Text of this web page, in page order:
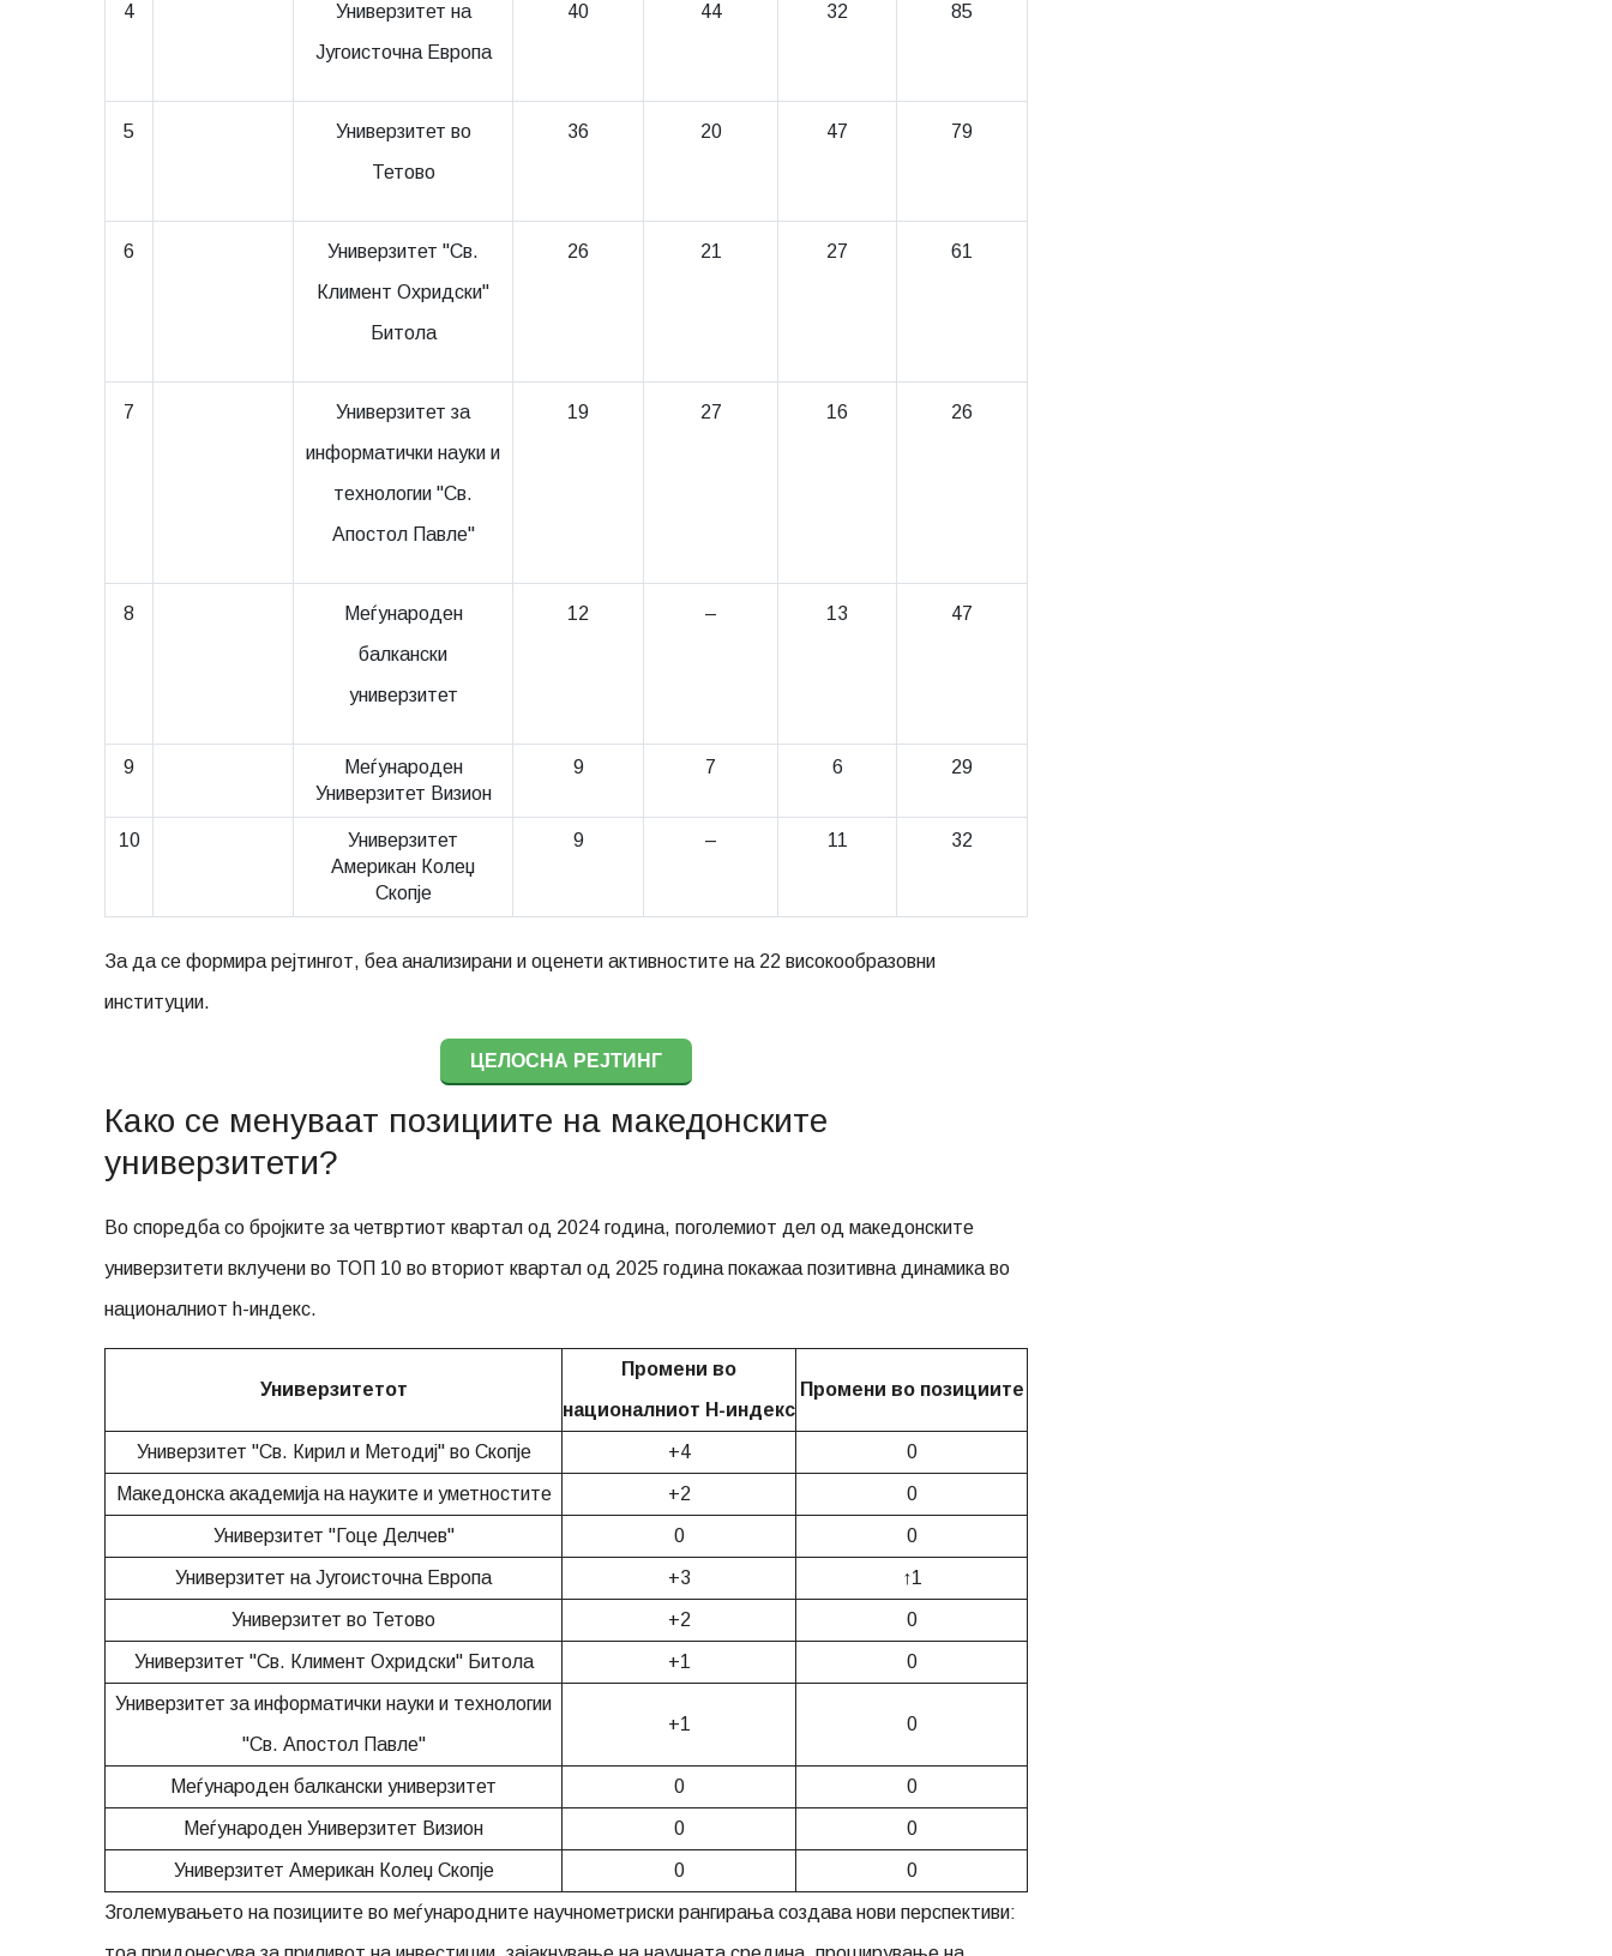
4
Универзитет на
Југоисточна Европа
40 44 32 85
5
Универзитет во
Тетово
36 20 47 79
6
Универзитет "Св.
Климент Охридски"
Битола
26 21 27 61
7
Универзитет за
информатички науки и
технологии "Св.
Апостол Павле"
19 27 16 26
8
Меѓународен
балкански
универзитет
12 – 13 47
9
Меѓународен
Универзитет Визион
9 7 6 29
10
Универзитет
Американ Колеџ
Скопје
9 – 11 32
За да се формира рејтингот, беа анализирани и оценети активностите на 22 високообразовни
институции.
ЦЕЛОСНА РЕЈТИНГ
Како се менуваат позициите на македонските
универзитети?
Во споредба со бројките за четвртиот квартал од 2024 година, поголемиот дел од македонските
универзитети вклучени во ТОП 10 во вториот квартал од 2025 година покажаа позитивна динамика во
националниот h-индекс.
Универзитетот
Промени во
националниот H-индекс
Промени во позициите
Универзитет "Св. Кирил и Методиј" во Скопје +4 0
Македонска академија на науките и уметностите +2 0
Универзитет "Гоце Делчев" 0 0
Универзитет на Југоисточна Европа +3 ↑1
Универзитет во Тетово +2 0
Универзитет "Св. Климент Охридски" Битола +1 0
Универзитет за информатички науки и технологии
"Св. Апостол Павле"
+1 0
Меѓународен балкански универзитет 0 0
Меѓународен Универзитет Визион 0 0
Универзитет Американ Колеџ Скопје 0 0
Зголемувањето на позициите во меѓународните научнометриски рангирања создава нови перспективи: